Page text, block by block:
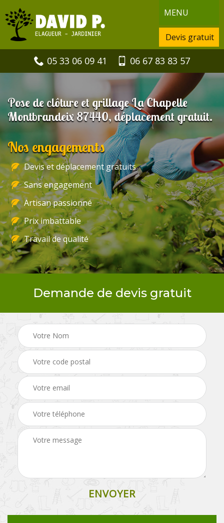
MENU
Devis gratuit
05 33 06 09 41 06 67 83 83 57
Pose de clôture et grillage La Chapelle
Montbrandeix 87440, déplacement gratuit.
Nos engagements
Devis et déplacement gratuits
Sans engagement
Artisan passionné
Prix imbattable
Travail de qualité
Demande de devis gratuit